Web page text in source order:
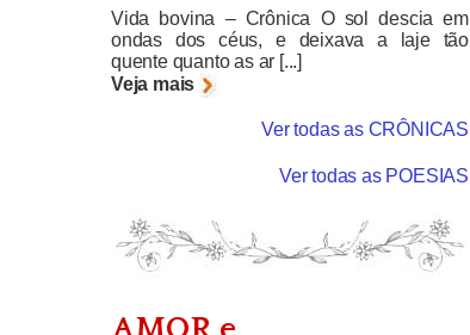
Vida bovina – Crônica O sol descia em
ondas dos céus, e deixava a laje tão
quente quanto as ar [...]
Veja mais
Ver todas as CRÔNICAS
Ver todas as POESIAS